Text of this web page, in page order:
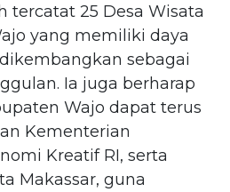
tercatat 25 Desa Wisata
yang memiliki daya
sebagai
Ia juga berharap
Wajo dapat terus
Kementerian
Kreatif RI, serta
Makassar, guna